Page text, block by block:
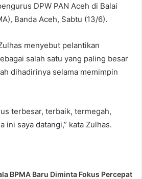
DPW PAN Aceh di Balai
Banda Aceh, Sabtu (13/6).
menyebut pelantikan
salah satu yang paling besar
dihadirinya selama memimpin
terbesar, terbaik, termegah,
ini saya datangi,” kata Zulhas.
BPMA Baru Diminta Fokus Percepat